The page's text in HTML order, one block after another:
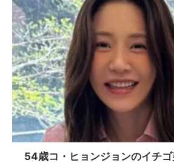
54歳コ・ヒョンジョンのイチ